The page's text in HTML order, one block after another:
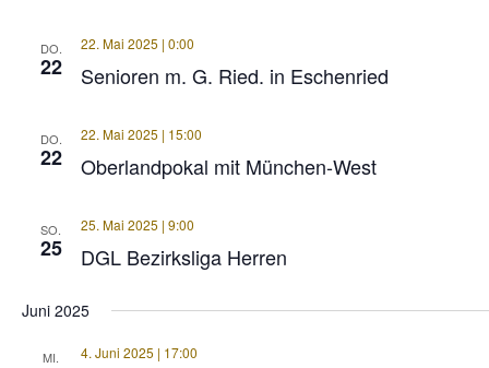
DO.
22 Senioren m. G. Ried. in Eschenried
22. Mai 2025 | 0:00
DO.
22 Oberlandpokal mit München-West
22. Mai 2025 | 15:00
SO.
25 DGL Bezirksliga Herren
25. Mai 2025 | 9:00
Juni 2025
MI. 4. Juni 2025 | 17:00